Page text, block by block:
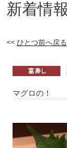
新着情報
<< ひとつ前へ戻る
マグロの！